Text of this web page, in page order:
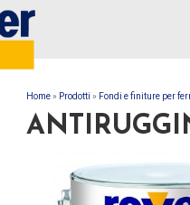
QUI
Home» Prodotti » Fondi e finiture per